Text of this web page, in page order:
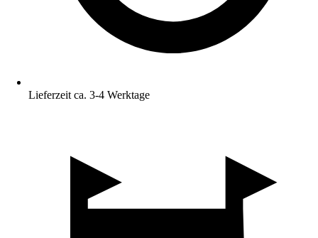
Lieferzeit ca. 3-4 Werktage